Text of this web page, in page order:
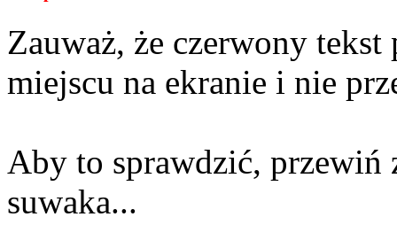
Zauważ, że czerwony
miejscu na ekranie i nie
Aby to sprawdzić, przewiń
suwaka...